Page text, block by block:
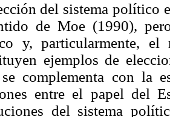
del sistema político
de Moe (1990),
y, particularmente, el
ejemplos de
complementa con la
entre el papel del
del sistema